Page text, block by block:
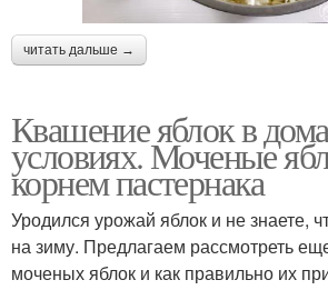
читать дальше →
Квашение яблок в
условиях. Моченые
корнем пастернака
Уродился урожай яблок и не знаете,
на зиму. Предлагаем рассмотреть
моченых яблок и как правильно их